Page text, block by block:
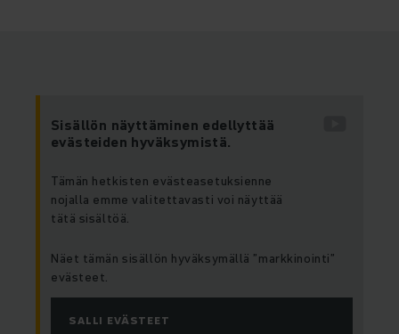
Sisällön näyttäminen edellyttää
evästeiden hyväksymistä.
Tämän hetkisten evästeasetuksienne
nojalla emme valitettavasti voi näyttää
tätä sisältöä.
Näet tämän sisällön hyväksymällä ”markkinointi”
evästeet.
SALLI EVÄSTEET